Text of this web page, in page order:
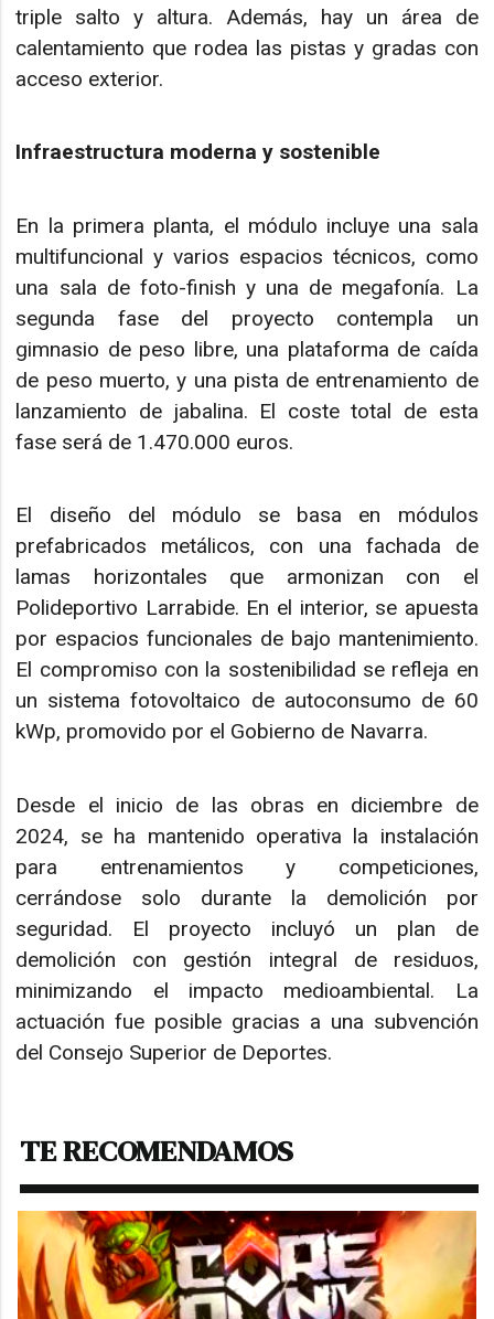
triple salto y altura. Además, hay un área de
calentamiento que rodea las pistas y gradas con
acceso exterior.
Infraestructura moderna y sostenible
En la primera planta, el módulo incluye una sala
multifuncional y varios espacios técnicos, como
una sala de foto-finish y una de megafonía. La
segunda fase del proyecto contempla un
gimnasio de peso libre, una plataforma de caída
de peso muerto, y una pista de entrenamiento de
lanzamiento de jabalina. El coste total de esta
fase será de 1.470.000 euros.
El diseño del módulo se basa en módulos
prefabricados metálicos, con una fachada de
lamas horizontales que armonizan con el
Polideportivo Larrabide. En el interior, se apuesta
por espacios funcionales de bajo mantenimiento.
El compromiso con la sostenibilidad se refleja en
un sistema fotovoltaico de autoconsumo de 60
kWp, promovido por el Gobierno de Navarra.
Desde el inicio de las obras en diciembre de
2024, se ha mantenido operativa la instalación
para entrenamientos y competiciones,
cerrándose solo durante la demolición por
seguridad. El proyecto incluyó un plan de
demolición con gestión integral de residuos,
minimizando el impacto medioambiental. La
actuación fue posible gracias a una subvención
del Consejo Superior de Deportes.
TE RECOMENDAMOS